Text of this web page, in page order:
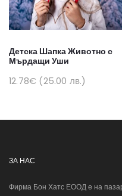
Детска Шапка Животно с
Мърдащи Уши
12.78€ (25.00 лв.)
ЗА НАС
Фирма Бон Хатс ЕООД е на